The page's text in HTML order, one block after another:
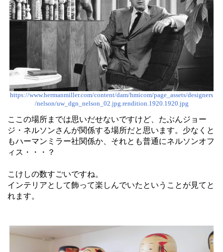
https://www.hermanmiller.com/content/dam/hmicom/page_assets/designers
/nelson/uw_dgn_nelson_02.jpg.rendition.1920.1920.jpg
ここの場所までは思いだせないですけど、たぶんジョー
ジ・ネルソンさんが関係する場所だと思います。少なくと
もハーマンミラー社関係か、それとも普通にネルソンオフ
ィス・・・？
こけしの数すごいですね。
インテリアとして飾って楽しんでいたということが見てと
れます。